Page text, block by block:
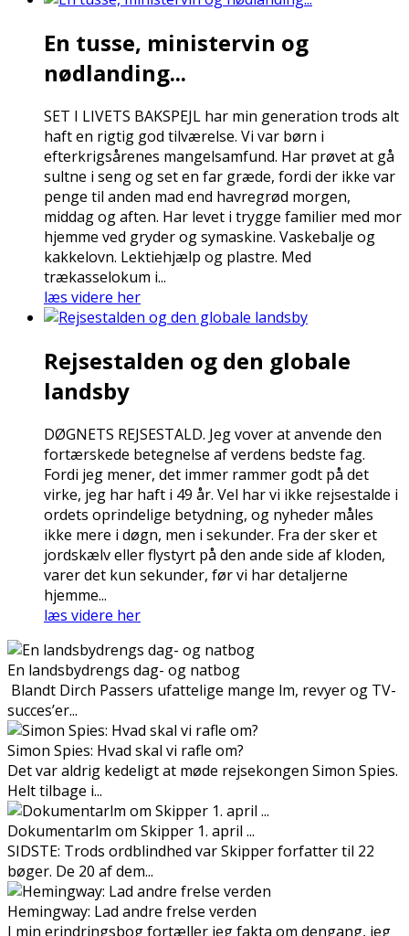
En tusse, ministervin og
nødlanding...
SET I LIVETS BAKSPEJL har min generation trods alt
haft en rigtig god tilværelse. Vi var børn i
efterkrigsårenes mangelsamfund. Har prøvet at gå
sultne i seng og set en far græde, fordi der ikke var
penge til anden mad end havregrød morgen,
middag og aften. Har levet i trygge familier med mor
hjemme ved gryder og symaskine. Vaskebalje og
kakkelovn. Lektiehjælp og plastre. Med
trækasselokum i...
læs videre her
Rejsestalden og den globale
landsby
DØGNETS REJSESTALD. Jeg vover at anvende den
fortærskede betegnelse af verdens bedste fag.
Fordi jeg mener, det immer rammer godt på det
virke, jeg har haft i 49 år. Vel har vi ikke rejsestalde i
ordets oprindelige betydning, og nyheder måles
ikke mere i døgn, men i sekunder. Fra der sker et
jordskælv eller flystyrt på den ande side af kloden,
varer det kun sekunder, før vi har detaljerne
hjemme...
læs videre her
En landsbydrengs dag- og natbog
Blandt Dirch Passers ufattelige mange film, revyer og TV-
succes’er...
Simon Spies: Hvad skal vi rafle om?
Det var aldrig kedeligt at møde rejsekongen Simon Spies.
Helt tilbage i...
Dokumentarfilm om Skipper 1. april ...
SIDSTE: Trods ordblindhed var Skipper forfatter til 22
bøger. De 20 af dem...
Hemingway: Lad andre frelse verden
I min erindringsbog fortæller jeg fakta om dengang, jeg